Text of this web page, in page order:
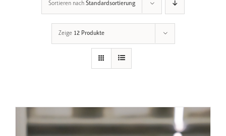
Sortieren nach Standardsortierung
Zeige 12 Produkte